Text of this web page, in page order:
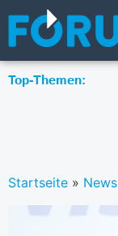
Top-Themen:
Startseite » News